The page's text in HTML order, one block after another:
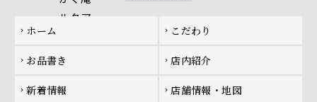
Footer navigation
chevron_right ホーム chevron_right こだわり
chevron_right お品書き chevron_right 店内紹介
chevron_right 新着情報 chevron_right 店舗情報・地図